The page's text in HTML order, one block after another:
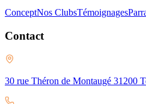
ConceptNos ClubsTémoignages
Contact
30 rue Théron de Montaugé 31200